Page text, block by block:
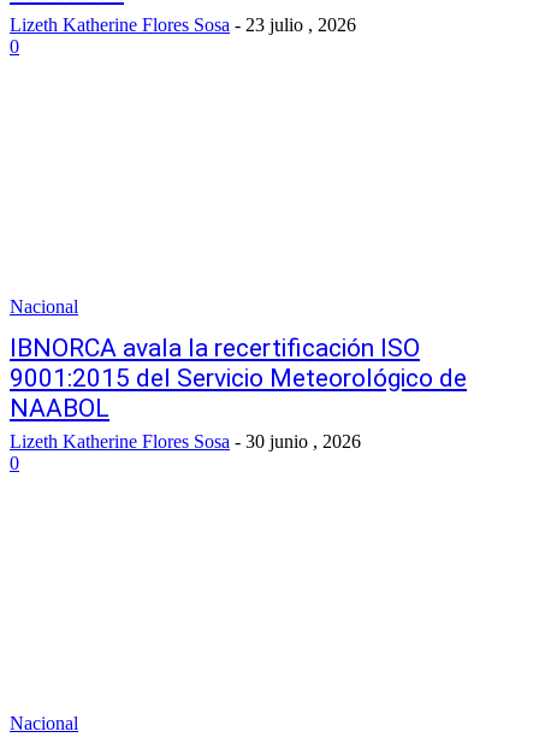
Lizeth Katherine Flores Sosa - 23 julio , 2026
0
Nacional
IBNORCA avala la recertificación ISO
9001:2015 del Servicio Meteorológico de
NAABOL
Lizeth Katherine Flores Sosa - 30 junio , 2026
0
Nacional